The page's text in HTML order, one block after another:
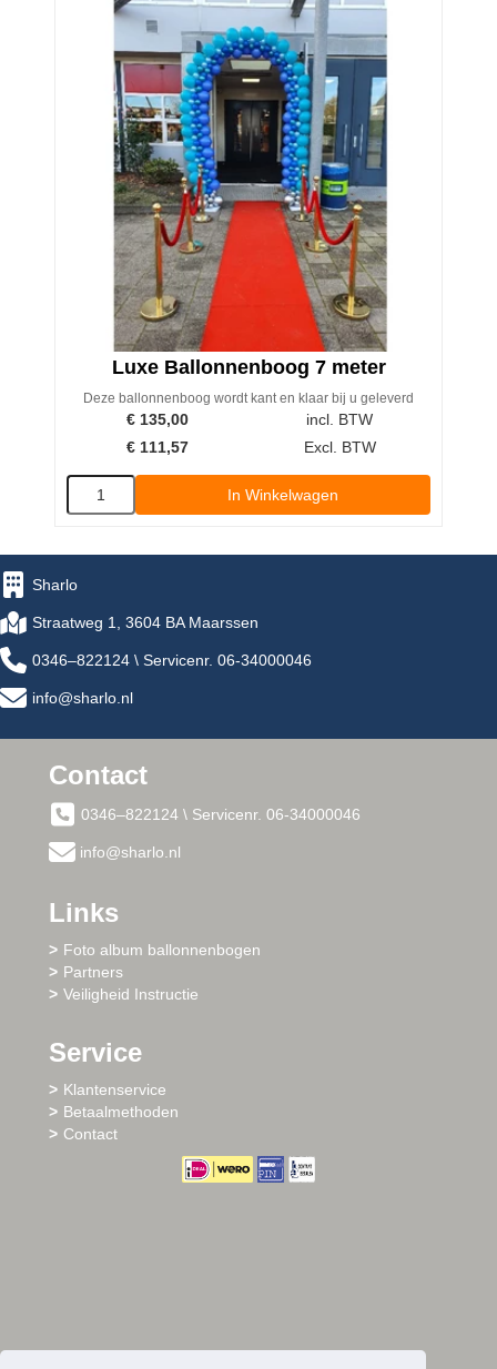
Luxe Ballonnenboog 7 meter
Deze ballonnenboog wordt kant en klaar bij u geleverd
€ 135,00
incl. BTW
€ 111,57 Excl. BTW
In Winkelwagen
Sharlo
Straatweg 1, 3604 BA Maarssen
0346–822124 \ Servicenr. 06-34000046
info@sharlo.nl
Contact
0346–822124 \ Servicenr. 06-34000046
info@sharlo.nl
Links
Foto album ballonnenbogen
Partners
Veiligheid Instructie
Service
Klantenservice
Betaalmethoden
Contact